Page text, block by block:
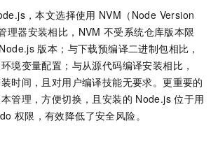
，本文选择使用 NVM（Node Version
理器安装相比，NVM 不受系统仓库版本限
Node.js 版本；与下载预编译二进制包相比，
境变量配置；与从源代码编译安装相比，
时间，且对用户编译技能无要求。更重要的
管理，方便切换，且安装的 Node.js 位于用
权限，有效降低了安全风险。